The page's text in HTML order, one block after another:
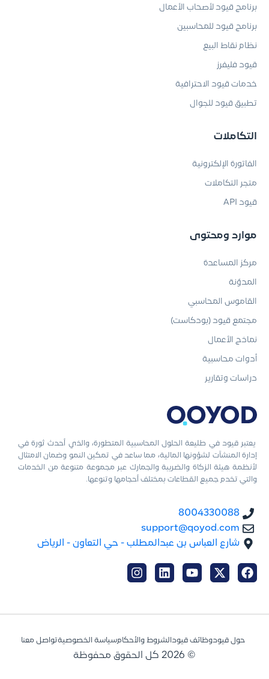
يعتبر قيود في طليعة الحلول المحاسبية المتطورة، والذي أحدث ثورة في
إدارة المنشآت لشؤونها المالية، مما ساعد في تمكين النمو وضمان الامتثال
لأنظمة هيئة الزكاة والضريبة والجمارك عبر مجموعة متنوعة من الخدمات
والتي تخدم جميع القطاعات بمختلف أحجامها وتنوعها.
8004330088
support@qoyod.com
شارع العباس بن عبدالمطلب - حي التعاون - الرياض
برنامج قيود لأصحاب الأعمال
برنامج قيود للمحاسبين
نظام نقاط البيع
قيود فليفرز
خدمات قيود الاحترافية
تطبيق قيود للجوال
التكاملات
الفاتورة الإلكترونية
متجر التكاملات
قيود API
موارد ومحتوى
مركز المساعدة
المدوّنة
القاموس المحاسبي
مجتمع قيود (بودكاست)
نماذج الأعمال
أدوات محاسبية
دراسات وتقارير
حول قيودوظائف قيودالشروط والأحكامسياسة الخصوصيةتواصل معنا
© 2026 كل الحقوق محفوظة